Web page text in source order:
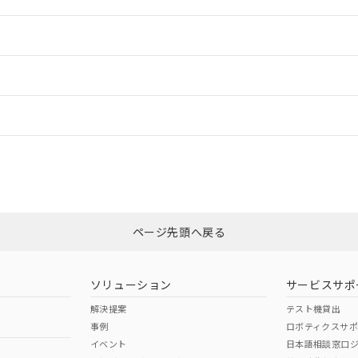
n: 90mm以上
ダウンロードはこちら
（日本
（アメリカ
ページ先頭へ戻る
ソリューション
解決提案
事例
イベント
サービスサポ
テスト機貸出
ロボティクスサ
日本語相談窓口